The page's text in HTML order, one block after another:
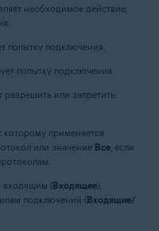
необходимое действие,
попытку подключения.
попытку подключения.
разрешить или запретить
которому применяется
или значение Все , если
входящим (Входящее),
подключений (Входящие/